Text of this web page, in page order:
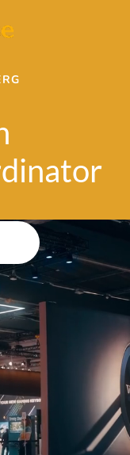
gillar att